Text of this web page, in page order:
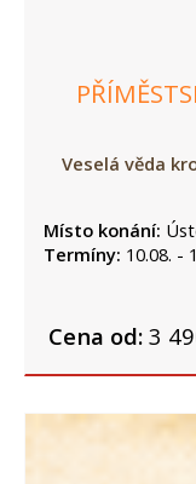
Veselá věda
Místo konání:
Termíny: 10.08. -
Cena od:3